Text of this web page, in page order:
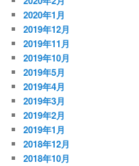
2020年1月
2019年12月
2019年11月
2019年10月
2019年5月
2019年4月
2019年3月
2019年2月
2019年1月
2018年12月
2018年10月